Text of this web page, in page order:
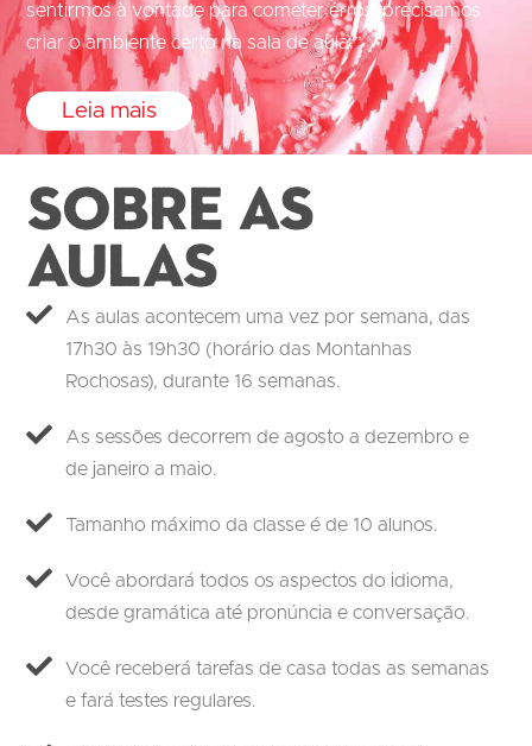
sentirmos à vontade para cometer erros, precisamos
criar o ambiente certo na sala de aula.”
Leia mais
Sobre as
aulas
As aulas acontecem uma vez por semana, das
17h30 às 19h30 (horário das Montanhas
Rochosas), durante 16 semanas.
As sessões decorrem de agosto a dezembro e
de janeiro a maio.
Tamanho máximo da classe é de 10 alunos.
Você abordará todos os aspectos do idioma,
desde gramática até pronúncia e conversação.
Você receberá tarefas de casa todas as semanas
e fará testes regulares.